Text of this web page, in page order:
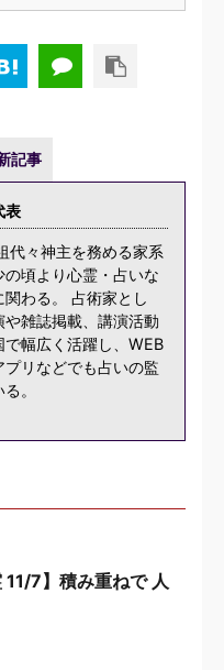
記事
表
代々神主を務める家系
の頃より心霊・占いな
関わる。 占術家とし
や雑誌掲載、講演活動
で幅広く活躍し、WEB
プリなどでも占いの監
。
11/7】積み重ねで 人